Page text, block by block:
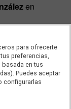
en
para los
de RTVE,
de
para ofrecerte
preferencias,
en tus
Puedes aceptar
configurarlas